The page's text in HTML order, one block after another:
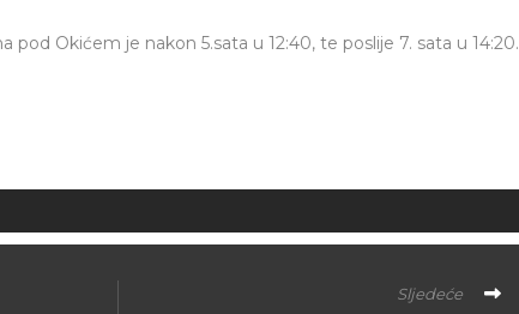
pod Okićem je nakon 5.sata u 12:40, te poslije 7. sata u 14:20.
Sljedeće